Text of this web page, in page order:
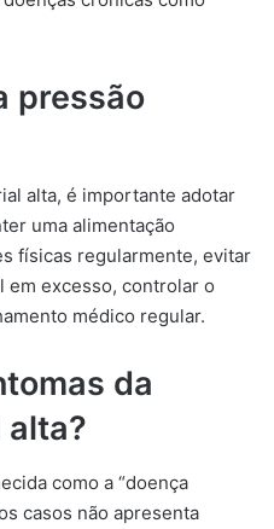
pressão
alta, é importante adotar
uma alimentação
físicas regularmente, evitar
em excesso, controlar o
médico regular.
da
como a “doença
casos não apresenta